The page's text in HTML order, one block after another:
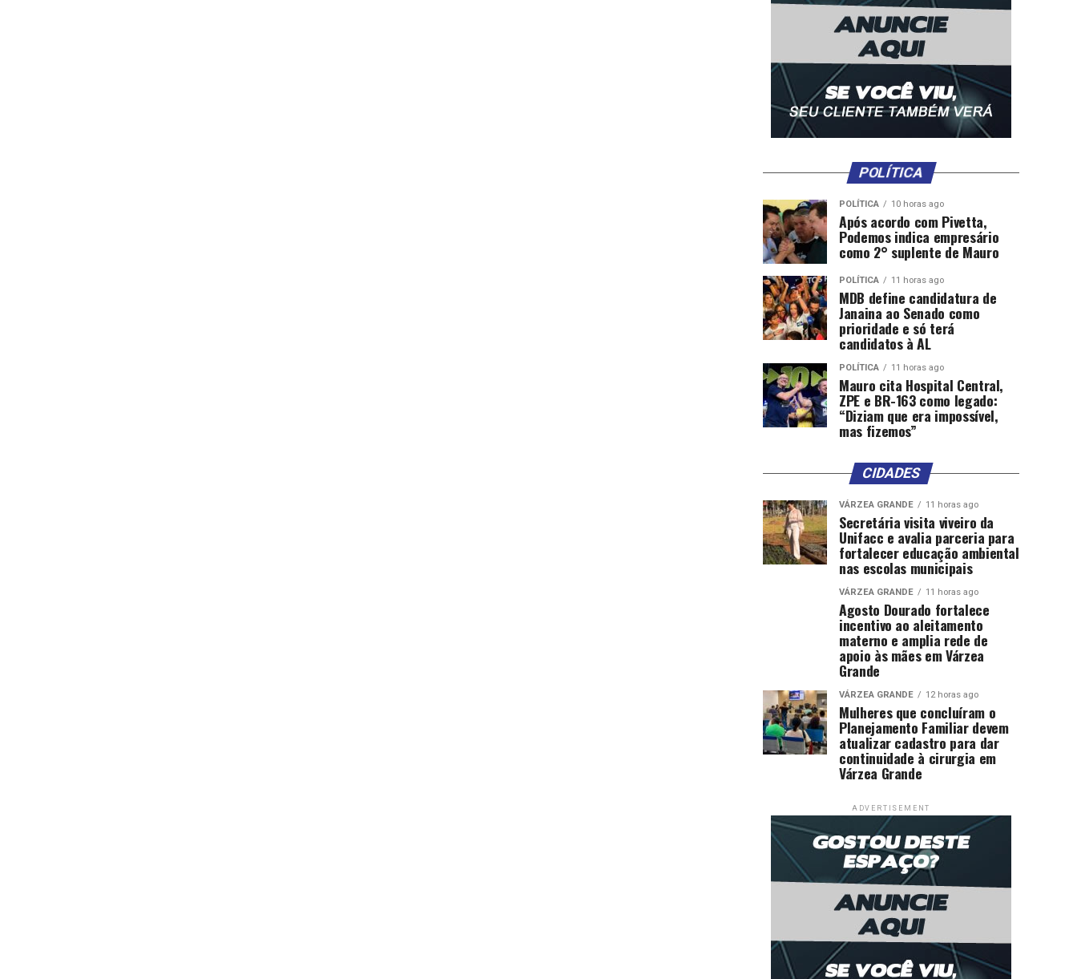
POLÍTICA
POLÍTICA 10 horas ago
Após acordo com Pivetta,
Podemos indica empresário
como 2° suplente de Mauro
POLÍTICA 11 horas ago
MDB define candidatura de
Janaina ao Senado como
prioridade e só terá
candidatos à AL
POLÍTICA 11 horas ago
Mauro cita Hospital Central,
ZPE e BR-163 como legado:
“Diziam que era impossível,
mas fizemos”
CIDADES
VÁRZEA GRANDE 11 horas ago
Secretária visita viveiro da
Unifacc e avalia parceria para
fortalecer educação ambiental
nas escolas municipais
VÁRZEA GRANDE 11 horas ago
Agosto Dourado fortalece
incentivo ao aleitamento
materno e amplia rede de
apoio às mães em Várzea
Grande
VÁRZEA GRANDE 12 horas ago
Mulheres que concluíram o
Planejamento Familiar devem
atualizar cadastro para dar
continuidade à cirurgia em
Várzea Grande
ADVERTISEMENT